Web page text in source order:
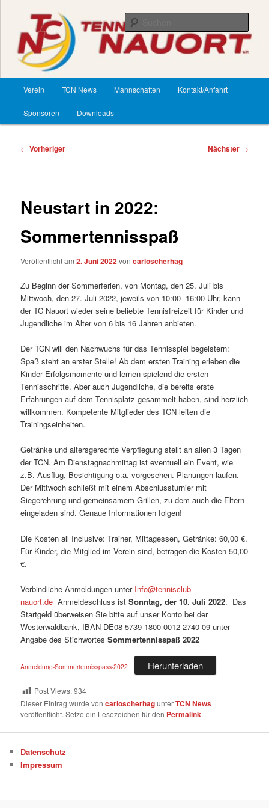
springenTennisClub Nauort
Verein TCN News Mannschaften Kontakt/Anfahrt
Sponsoren Downloads
Beitragsnavigation
← Vorheriger Nächster →
Neustart in 2022:
Sommertennisspaß
Veröffentlicht am2. Juni 2022voncarloscherhag
Zu Beginn der Sommerferien, von Montag, den 25. Juli bis
Mittwoch, den 27. Juli 2022, jeweils von 10:00 -16:00 Uhr, kann
der TC Nauort wieder seine beliebte Tennisfreizeit für Kinder und
Jugendliche im Alter von 6 bis 16 Jahren anbieten.
Der TCN will den Nachwuchs für das Tennisspiel begeistern:
Spaß steht an erster Stelle! Ab dem ersten Training erleben die
Kinder Erfolgsmomente und lernen spielend die ersten
Tennisschritte. Aber auch Jugendliche, die bereits erste
Erfahrungen auf dem Tennisplatz gesammelt haben, sind herzlich
willkommen. Kompetente Mitglieder des TCN leiten die
Trainingseinheiten.
Getränke und altersgerechte Verpflegung stellt an allen 3 Tagen
der TCN. Am Dienstagnachmittag ist eventuell ein Event, wie
z.B. Ausflug, Besichtigung o.ä. vorgesehen. Planungen laufen.
Der Mittwoch schließt mit einem Abschlussturnier mit
Siegerehrung und gemeinsamem Grillen, zu dem auch die Eltern
eingeladen sind. Genaue Informationen folgen!
Die Kosten all Inclusive: Trainer, Mittagessen, Getränke: 60,00 €.
Für Kinder, die Mitglied im Verein sind, betragen die Kosten 50,00
€.
Verbindliche Anmeldungen unter Info@tennisclub-
nauort.de Anmeldeschluss istSonntag, der 10. Juli 2022. Das
Startgeld überweisen Sie bitte auf unser Konto bei der
Westerwaldbank, IBAN DE08 5739 1800 0012 2740 09 unter
Angabe des StichwortesSommertennisspaß 2022
Anmeldung-Sommertennisspass-2022 Herunterladen
Post Views:934
Dieser Eintrag wurde voncarloscherhagunterTCN News
veröffentlicht. Setze ein Lesezeichen für den Permalink.
Datenschutz
Impressum